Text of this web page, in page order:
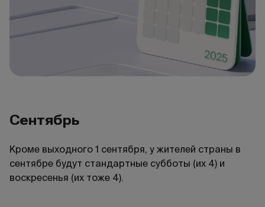
Сентябрь
Кроме выходного 1 сентября, у жителей страны в
сентябре будут стандартные субботы (их 4) и
воскресенья (их тоже 4).